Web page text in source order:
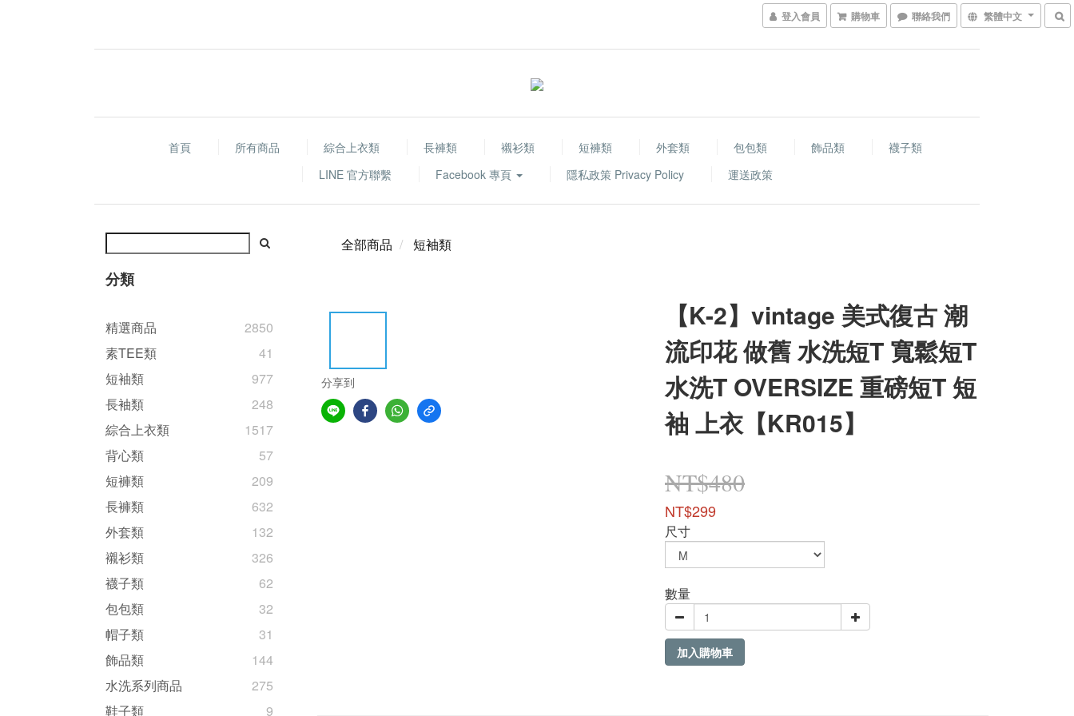
登入會員 購物車 聯絡我們 繁體中文
首頁 所有商品 綜合上衣類 長褲類 襯衫類 短褲類 外套類 包包類 飾品類
襪子類
LINE 官方聯繫
Facebook 專頁 隱私政策 Privacy Policy 運送政策
分類
精選商品
2850
素TEE類
41
短袖類
977
長袖類
248
綜合上衣類
1517
背心類
57
短褲類
209
長褲類
632
外套類
132
襯衫類
326
襪子類
62
包包類
32
帽子類
31
飾品類
144
水洗系列商品
275
鞋子類
9
全部商品 短袖類
分享到
【K-2】vintage 美式復古 潮
流印花 做舊 水洗短T 寬鬆短T
水洗T OVERSIZE 重磅短T 短
袖 上衣【KR015】
NT$480
NT$299
尺寸
數量
加入購物車